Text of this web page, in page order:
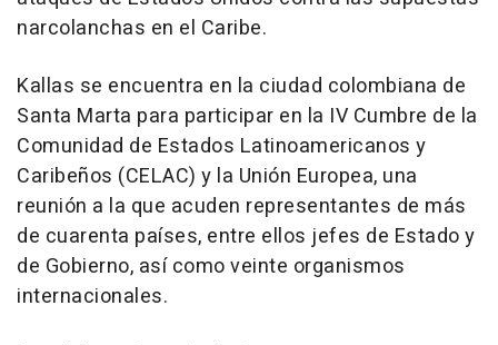
narcolanchas en el Caribe.
Kallas se encuentra en la ciudad colombiana de
Santa Marta para participar en la IV Cumbre de la
Comunidad de Estados Latinoamericanos y
Caribeños (CELAC) y la Unión Europea, una
reunión a la que acuden representantes de más
de cuarenta países, entre ellos jefes de Estado y
de Gobierno, así como veinte organismos
internacionales.